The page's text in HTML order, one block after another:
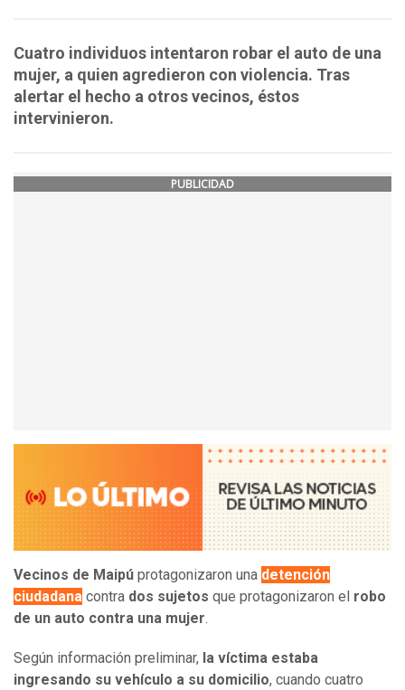
Cuatro individuos intentaron robar el auto de una
mujer, a quien agredieron con violencia. Tras
alertar el hecho a otros vecinos, éstos
intervinieron.
PUBLICIDAD
Vecinos de Maipú protagonizaron una detención
ciudadana contra dos sujetos que protagonizaron el robo
de un auto contra una mujer.
Según información preliminar, la víctima estaba
ingresando su vehículo a su domicilio, cuando cuatro